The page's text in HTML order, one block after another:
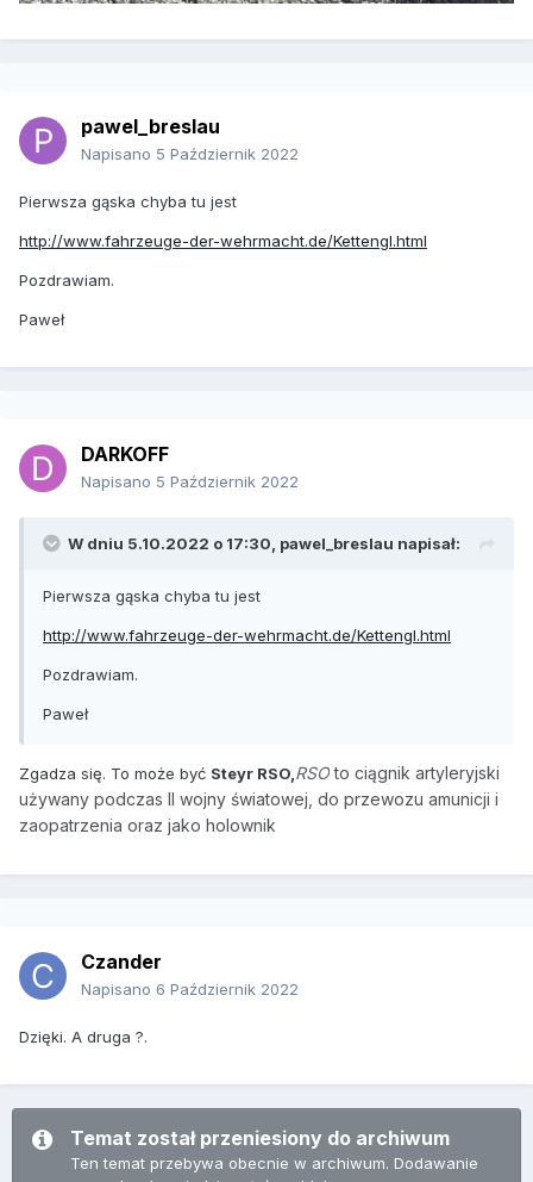
pawel_breslau
Napisano 5 Październik 2022
Pierwsza gąska chyba tu jest
http://www.fahrzeuge-der-wehrmacht.de/Kettengl.html
Pozdrawiam.
Paweł
DARKOFF
Napisano 5 Październik 2022
W dniu 5.10.2022 o 17:30, pawel_breslau napisał:
Pierwsza gąska chyba tu jest
http://www.fahrzeuge-der-wehrmacht.de/Kettengl.html
Pozdrawiam.
Paweł
Zgadza się. To może być Steyr RSO, RSO to ciągnik artyleryjski
używany podczas II wojny światowej, do przewozu amunicji i
zaopatrzenia oraz jako holownik
Czander
Napisano 6 Październik 2022
Dzięki. A druga ?.
Temat został przeniesiony do archiwum
Ten temat przebywa obecnie w archiwum. Dodawanie